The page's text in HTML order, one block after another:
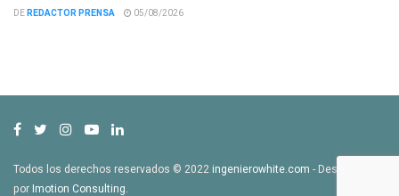
DEREDACTOR PRENSA 05/08/2026
Todos los derechos reservados © 2022ingenierowhite.com - Desarrollado
porImotion Consulting.